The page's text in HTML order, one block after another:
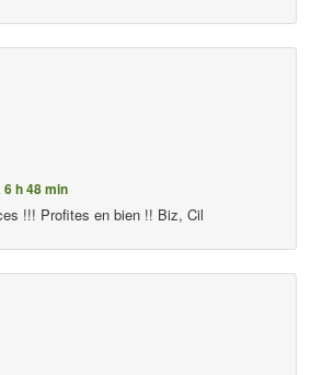
h 48 min
!!! Profites en bien !! Biz, Cil